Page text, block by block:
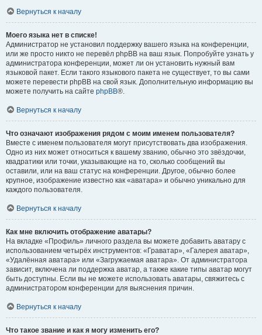
Вернуться к началу
Моего языка нет в списке!
Администратор не установил поддержку вашего языка на конференции,
или же просто никто не перевёл phpBB на ваш язык. Попробуйте узнать у
администратора конференции, может ли он установить нужный вам
языковой пакет. Если такого языкового пакета не существует, то вы сами
можете перевести phpBB на свой язык. Дополнительную информацию вы
можете получить на сайте phpBB®.
Вернуться к началу
Что означают изображения рядом с моим именем пользователя?
Вместе с именем пользователя могут присутствовать два изображения.
Одно из них может относиться к вашему званию, обычно это звёздочки,
квадратики или точки, указывающие на то, сколько сообщений вы
оставили, или на ваш статус на конференции. Другое, обычно более
крупное, изображение известно как «аватара» и обычно уникально для
каждого пользователя.
Вернуться к началу
Как мне включить отображение аватары?
На вкладке «Профиль» личного раздела вы можете добавить аватару с
использованием четырёх инструментов: «Граватар», «Галерея аватар»,
«Удалённая аватара» или «Загружаемая аватара». От администратора
зависит, включена ли поддержка аватар, а также какие типы аватар могут
быть доступны. Если вы не можете использовать аватары, свяжитесь с
администратором конференции для выяснения причин.
Вернуться к началу
Что такое звание и как я могу изменить его?